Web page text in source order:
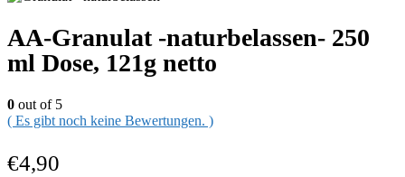
AA-Granulat -naturbelassen- 250
ml Dose, 121g netto
0 out of 5
( Es gibt noch keine Bewertungen. )
€4,90